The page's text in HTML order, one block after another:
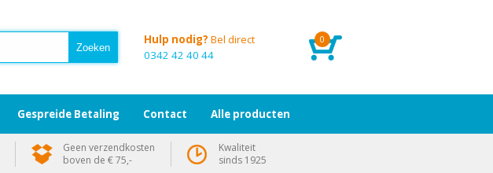
0
Hulp nodig? Bel direct
0342 42 40 44
Gespreide Betaling Contact Alle producten
Geen verzendkosten
boven de € 75,-
Kwaliteit
sinds 1925